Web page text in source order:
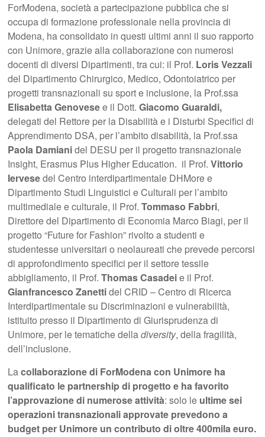
ForModena, società a partecipazione pubblica che si
occupa di formazione professionale nella provincia di
Modena, ha consolidato in questi ultimi anni il suo rapporto
con Unimore, grazie alla collaborazione con numerosi
docenti di diversi Dipartimenti, tra cui: il Prof. Loris Vezzali
del Dipartimento Chirurgico, Medico, Odontoiatrico per
progetti transnazionali su sport e inclusione, la Prof.ssa
Elisabetta Genovesee il Dott.Giacomo Guaraldi,
delegati del Rettore per la Disabilità e i Disturbi Specifici di
Apprendimento DSA, per l’ambito disabilità, la Prof.ssa
Paola Damianidel DESU per il progetto transnazionale
Insight, Erasmus Plus Higher Education. il Prof.Vittorio
Iervesedel Centro interdipartimentale DHMore e
Dipartimento Studi Linguistici e Culturali per l’ambito
multimediale e culturale, il Prof.Tommaso Fabbri,
Direttore del Dipartimento di Economia Marco Biagi, per il
progetto “Future for Fashion” rivolto a studenti e
studentesse universitari o neolaureati che prevede percorsi
di approfondimento specifici per il settore tessile
abbigliamento, il Prof.Thomas Casadeie il Prof.
Gianfrancesco Zanettidel CRID – Centro di Ricerca
Interdipartimentale su Discriminazioni e vulnerabilità,
istituito presso il Dipartimento di Giurisprudenza di
Unimore, per le tematiche delladiversity, della fragilità,
dell’inclusione.
Lacollaborazione di ForModena con Unimore ha
qualificato le partnership di progetto e ha favorito
l’approvazione di numerose attività: solo le ultime sei
operazioni transnazionali approvate prevedono a
budget per Unimore un contributo di oltre 400mila euro.